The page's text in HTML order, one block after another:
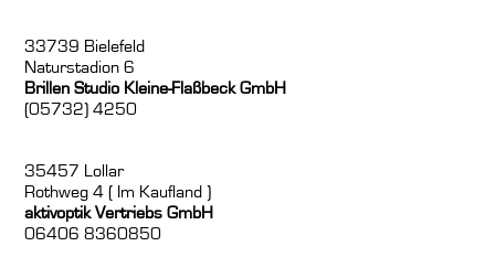
33739 Bielefeld
Naturstadion 6
Brillen Studio Kleine-Flaßbeck GmbH
(05732) 4250
35457 Lollar
Rothweg 4 ( Im Kaufland )
aktivoptik Vertriebs GmbH
06406 8360850